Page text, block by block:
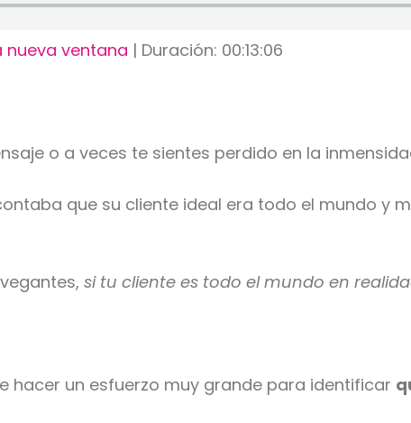
nueva ventana | Duración: 00:13:06
o a veces te sientes perdido en la
que su cliente ideal era todo el mundo y
si tu cliente es todo el mundo en
hacer un esfuerzo muy grande para identificar